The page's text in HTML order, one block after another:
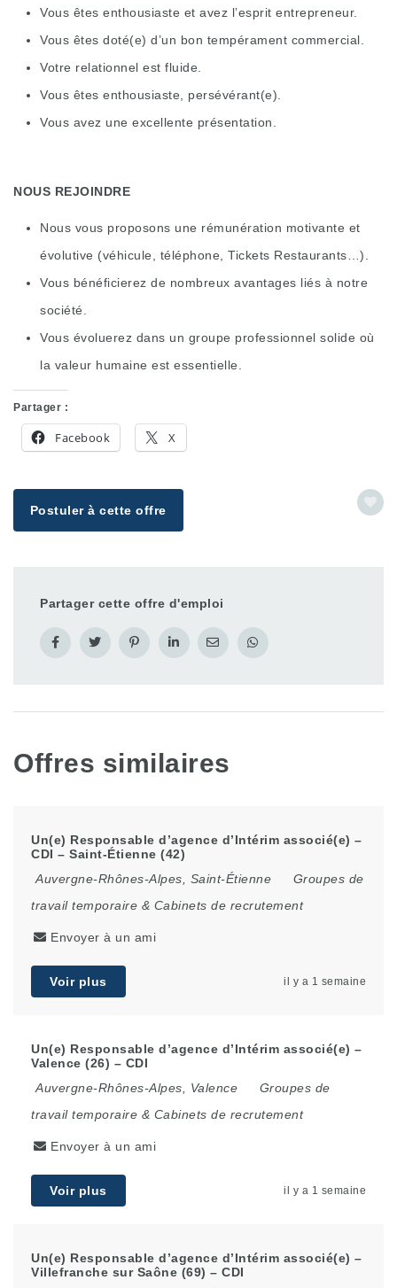
Vous êtes enthousiaste et avez l’esprit entrepreneur.
Vous êtes doté(e) d’un bon tempérament commercial.
Votre relationnel est fluide.
Vous êtes enthousiaste, persévérant(e).
Vous avez une excellente présentation.
NOUS REJOINDRE
Nous vous proposons une rémunération motivante et
évolutive (véhicule, téléphone, Tickets Restaurants…).
Vous bénéficierez de nombreux avantages liés à notre
société.
Vous évoluerez dans un groupe professionnel solide où
la valeur humaine est essentielle.
Partager :
Facebook X
Postuler à cette offre
Partager cette offre d'emploi
Offres similaires
Un(e) Responsable d’agence d’Intérim associé(e) –
CDI – Saint-Étienne (42)
Auvergne-Rhônes-Alpes
Saint-Étienne
Groupes de
travail temporaire & Cabinets de recrutement
Envoyer à un ami
Voir plus il y a 1 semaine
Un(e) Responsable d’agence d’Intérim associé(e) –
Valence (26) – CDI
Auvergne-Rhônes-Alpes
Valence
Groupes de
travail temporaire & Cabinets de recrutement
Envoyer à un ami
Voir plus il y a 1 semaine
Un(e) Responsable d’agence d’Intérim associé(e) –
Villefranche sur Saône (69) – CDI